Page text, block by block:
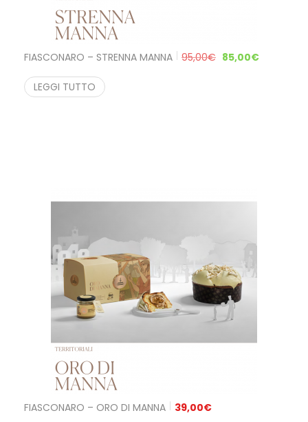
FIASCONARO – STRENNA MANNA 95,00€ 85,00€
LEGGI TUTTO
FIASCONARO – ORO DI MANNA 39,00€